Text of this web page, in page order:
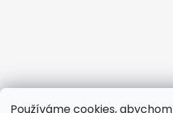
Používáme cookies,